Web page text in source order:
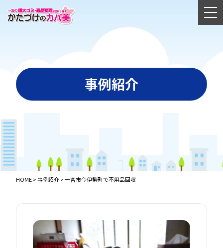
事例紹介
HOME>事例紹介>一宮市今伊勢町で不用品回収